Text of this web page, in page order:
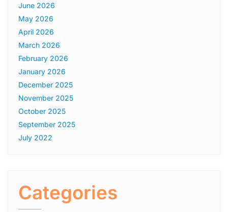
June 2026
May 2026
April 2026
March 2026
February 2026
January 2026
December 2025
November 2025
October 2025
September 2025
July 2022
Categories